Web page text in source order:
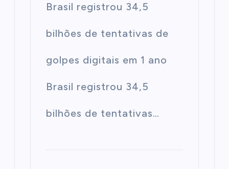
Brasil registrou 34,5
bilhões de tentativas de
golpes digitais em 1 ano
Brasil registrou 34,5
bilhões de tentativas…